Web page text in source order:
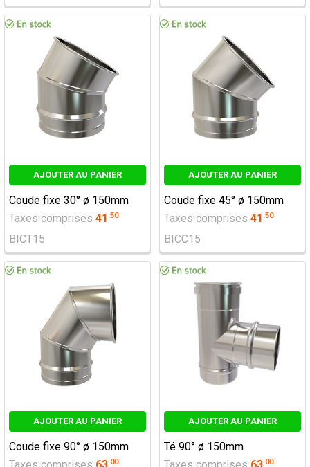
AJOUTER AU PANIER
Coude fixe 30° ø 150mm
Taxes comprises 41 .50
BICT15
AJOUTER AU PANIER
Coude fixe 45° ø 150mm
Taxes comprises 41 .50
BICC15
AJOUTER AU PANIER
Coude fixe 90° ø 150mm
.00
AJOUTER AU PANIER
Té 90° ø 150mm
.00